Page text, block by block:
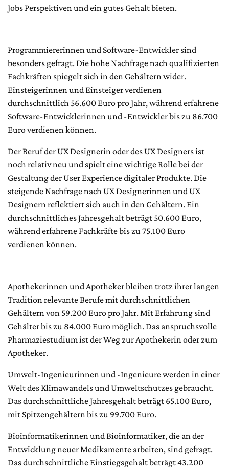
Jobs Perspektiven und ein gutes Gehalt bieten.
Programmiererinnen und Software-Entwickler sind
besonders gefragt. Die hohe Nachfrage nach qualifizierten
Fachkräften spiegelt sich in den Gehältern wider.
Einsteigerinnen und Einsteiger verdienen
durchschnittlich 56.600 Euro pro Jahr, während erfahrene
Software-Entwicklerinnen und -Entwickler bis zu 86.700
Euro verdienen können.
Der Beruf der UX Designerin oder des UX Designers ist
noch relativ neu und spielt eine wichtige Rolle bei der
Gestaltung der User Experience digitaler Produkte. Die
steigende Nachfrage nach UX Designerinnen und UX
Designern reflektiert sich auch in den Gehältern. Ein
durchschnittliches Jahresgehalt beträgt 50.600 Euro,
während erfahrene Fachkräfte bis zu 75.100 Euro
verdienen können.
Apothekerinnen und Apotheker bleiben trotz ihrer langen
Tradition relevante Berufe mit durchschnittlichen
Gehältern von 59.200 Euro pro Jahr. Mit Erfahrung sind
Gehälter bis zu 84.000 Euro möglich. Das anspruchsvolle
Pharmaziestudium ist der Weg zur Apothekerin oder zum
Apotheker.
Umwelt-Ingenieurinnen und -Ingenieure werden in einer
Welt des Klimawandels und Umweltschutzes gebraucht.
Das durchschnittliche Jahresgehalt beträgt 65.100 Euro,
mit Spitzengehältern bis zu 99.700 Euro.
Bioinformatikerinnen und Bioinformatiker, die an der
Entwicklung neuer Medikamente arbeiten, sind gefragt.
Das durchschnittliche Einstiegsgehalt beträgt 43.200